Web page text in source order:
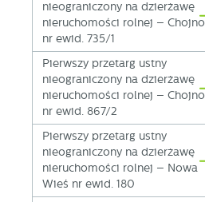
nieograniczony na dzierżawę
nieruchomości rolnej – Chojno
nr ewid. 735/1
Pierwszy przetarg ustny
nieograniczony na dzierżawę
nieruchomości rolnej – Chojno
nr ewid. 867/2
Pierwszy przetarg ustny
nieograniczony na dzierżawę
nieruchomości rolnej – Nowa
Wieś nr ewid. 180